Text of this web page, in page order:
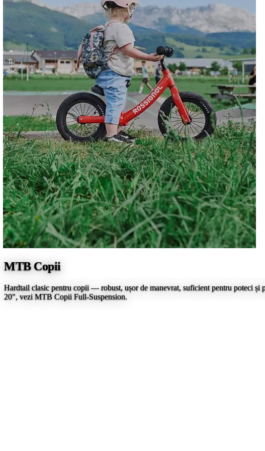
MTB Copii
Hardtail clasic pentru copii — robust, ușor de manevrat, suficient pentru poteci
20", vezi MTB Copii Full-Suspension.